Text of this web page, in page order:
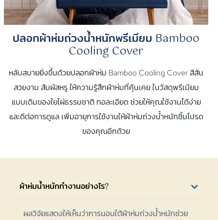
ปลอกผ้าห่มถ่วงน้ำหนักพรีเมียม Bamboo
Cooling Cover
หลับสบายยิ่งขึ้นด้วยปลอกผ้าห่ม Bamboo Cooling Cover สีสัน
สวยงาม สัมผัสหรู ให้ความรู้สึกผ้าห่มที่คุ้นเคย ในวัสดุพรีเมียม
แบบเดิมของใยไผ่ธรรมชาติ ทอละเอียด ช่วยให้คุณใช้งานได้ง่าย
และดีต่อการดูแล เพิ่มอายุการใช้งานให้ผ้าห่มถ่วงน้ำหนักชิ้นโปรด
ของคุณอีกด้วย
ผ้าห่มน้ำหนักทำงานอย่างไร?
ผลวิจัยแสดงให้เห็นว่าการนอนใต้ผ้าห่มถ่วงน้ำหนักช่วย